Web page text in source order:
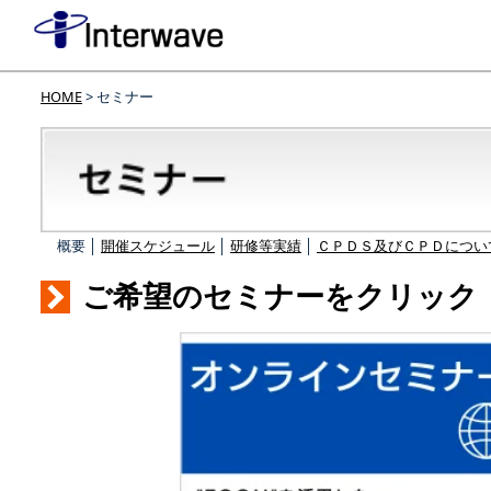
HOME> セミナー
概要 │ 開催スケジュール 研修等実績 ＣＰＤＳ及びＣＰＤにつ
ご希望のセミナーをクリック